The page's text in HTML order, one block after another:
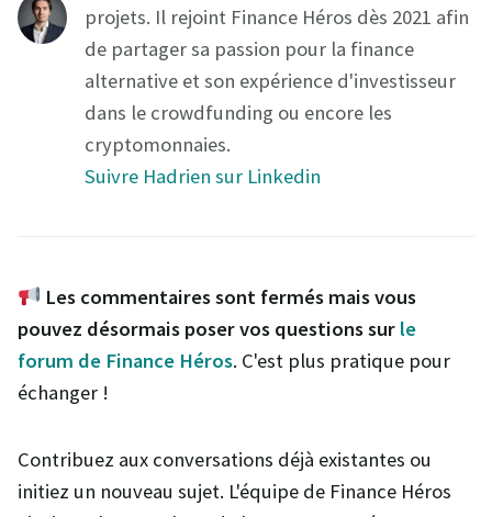
projets. Il rejoint Finance Héros dès 2021 afin
de partager sa passion pour la finance
alternative et son expérience d'investisseur
dans le crowdfunding ou encore les
cryptomonnaies.
Suivre Hadrien sur Linkedin
Les commentaires sont fermés mais vous
pouvez désormais poser vos questions sur le
forum de Finance Héros. C'est plus pratique pour
échanger !
Contribuez aux conversations déjà existantes ou
initiez un nouveau sujet. L'équipe de Finance Héros